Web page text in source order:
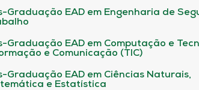
Graduação EAD em Engenharia de
Graduação EAD em Computação e
e Comunicação (TIC)
Graduação EAD em Ciências Naturais,
e Estatística